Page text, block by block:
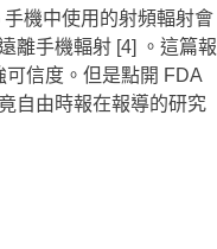
機中使用的射頻輻射會
離手機輻射 [4] 。這篇報
信度。但是點開 FDA
自由時報在報導的研究